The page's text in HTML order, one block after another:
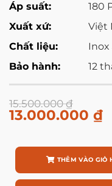
Áp suất:
180
Xuất xứ:
Việt
Chất liệu:
Inox
Bảo hành:
12
15.500.000₫
13.000.000 ₫
THÊM VÀO GIỎ